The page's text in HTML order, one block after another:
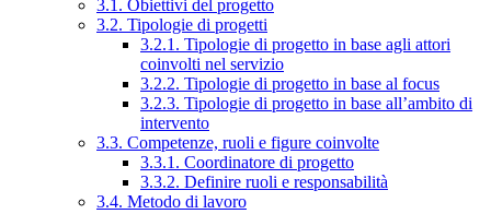
3.1. Obiettivi del progetto
3.2. Tipologie di progetti
3.2.1. Tipologie di progetto in base agli attori
coinvolti nel servizio
3.2.2. Tipologie di progetto in base al focus
3.2.3. Tipologie di progetto in base all’ambito di
intervento
3.3. Competenze, ruoli e figure coinvolte
3.3.1. Coordinatore di progetto
3.3.2. Definire ruoli e responsabilità
3.4. Metodo di lavoro